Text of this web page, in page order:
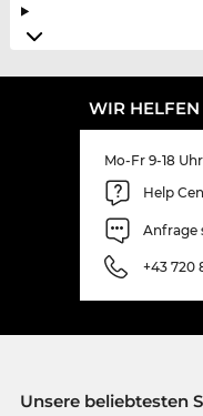
WIR HELFEN
Mo-Fr 9-18 Uhr
Help
Anfrage
+43 720
Unsere beliebtesten